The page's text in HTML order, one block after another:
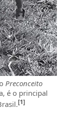
Preconceito
é o principal
[1]